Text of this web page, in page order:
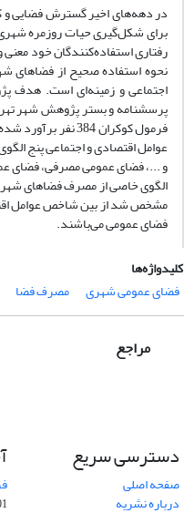
در دهه‌های اخیر گسترش فضایی و
برای شکل‌گیری حیات روزمره
رفتاری استفاده‌کنندگان خود
نحوه استفاده صحیح از فضاهای
اجتماعی و زمینه‌ای است. هدف
فرمول کوکران
عوامل اقتصادی و اجتماعی پنج
و ...، فضای عمومی مصرفی، فضای
الگوی خاصی از مصرف فضاهای شهری
فضای عمومی می‌باشند.
کلیدواژه‌ها
فضای عمومی شهری
مصرف فضا
مراجع
دسترسی سریع
صفحه اصلی
درباره نشریه